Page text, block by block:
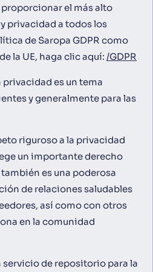
proporcionar el más alto
privacidad a todos los
de Saropa GDPR como
la UE, haga clic aquí: /GDPR
privacidad es un tema
y generalmente para las
riguroso a la privacidad
un importante derecho
es una poderosa
de relaciones saludables
así como con otros
en la comunidad
de repositorio para la